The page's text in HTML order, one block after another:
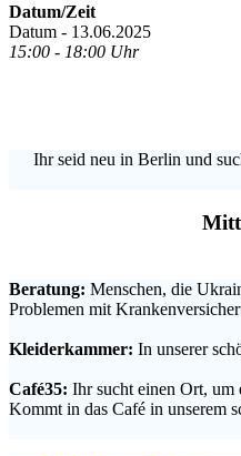
Datum/Zeit
Datum - 13.06.2025
15:00 - 18:00 Uhr
Ihr seid neu in Berlin und
Beratung: Menschen, die
Problemen mit
Kleiderkammer: In unserer
Café35: Ihr sucht einen Ort, um
Kommt in das Café in unserem